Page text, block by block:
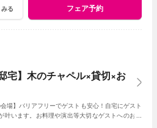
る フェア予約
宅】木のチャペル×貸切×お
場】バリアフリーでゲストも安心！自宅にゲスト
叶います。お料理や演出等大切なゲストへのおも